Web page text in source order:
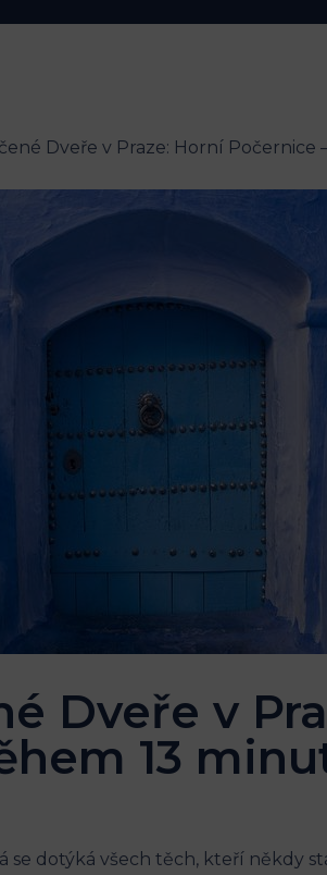
Dveře v Praze: Horní Počernice
Dveře v
13
se ​dotýká všech těch, kteří ‍někdy